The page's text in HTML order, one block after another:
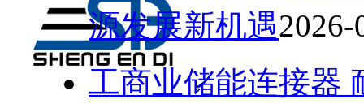
源发展新机遇2026-
工商业储能连接器